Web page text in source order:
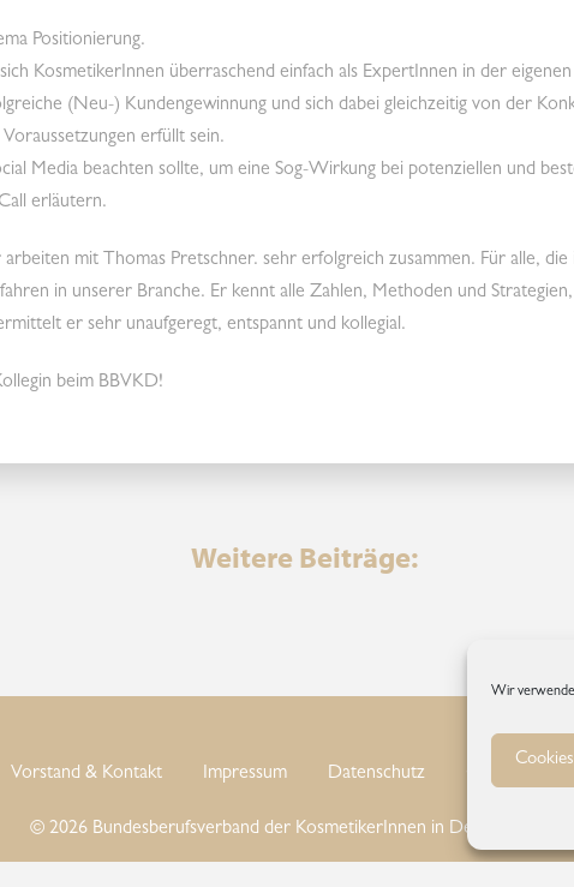
Wir
Positionierung.
KosmetikerInnen überraschend einfach als ExpertInnen in der
(Neu-) Kundengewinnung und sich dabei gleichzeitig von der
erfüllt sein.
Media beachten sollte, um eine Sog-Wirkung bei potenziellen und
erläutern.
mit Thomas Pretschner. sehr erfolgreich zusammen. Für alle,
in unserer Branche. Er kennt alle Zahlen, Methoden und
er sehr unaufgeregt, entspannt und kollegial.
beim BBVKD!
Weitere Beiträge:
Vorstand & Kontakt Impressum Datenschutz
© 2026 Bundesberufsverband der KosmetikerInnen in Deutschland e.V.